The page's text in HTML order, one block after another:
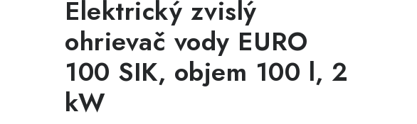
Elektrický zvislý
ohrievač vody EURO
100 SIK, objem 100 l, 2
kW